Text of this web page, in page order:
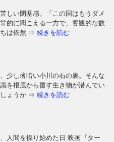
しい閉塞感。「この国はもうダメ
的に聞こえる一方で、客観的な数
は依然 ⇒ 続きを読む
少し薄暗い小川の石の裏。そんな
を根底から覆す生き物が潜んでい
ょうか ⇒ 続きを読む
人間を操り始めた日 映画『ター